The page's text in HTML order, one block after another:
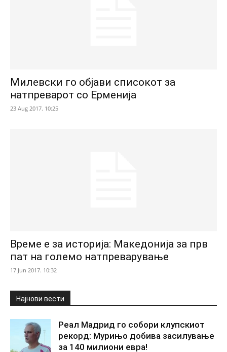
Милевски го објави списокот за
натпреварот со Ерменија
23 Aug 2017. 10:25
Време е за историја: Македонија за прв
пат на големо натпреварување
17 Jun 2017. 10:32
Најнови вести
Реал Мадрид го собори клупскиот
рекорд: Мурињо добива засилување
за 140 милиони евра!